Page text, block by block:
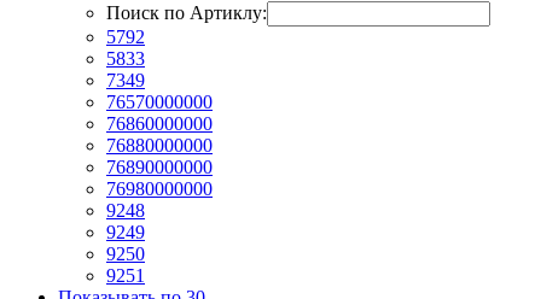
Поиск по Артиклу:
5792
5833
7349
76570000000
76860000000
76880000000
76890000000
76980000000
9248
9249
9250
9251